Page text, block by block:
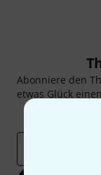
Abonniere den
etwas Glück